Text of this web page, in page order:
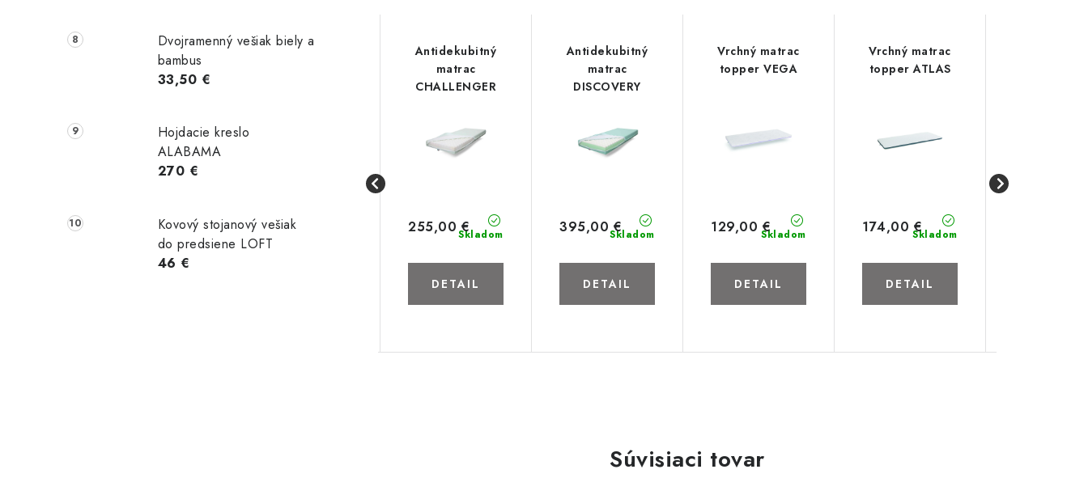
Dvojramenný vešiak biely a
bambus
33,50 €
Hojdacie kreslo
ALABAMA
270 €
Kovový stojanový vešiak
do predsiene LOFT
46 €
Obojstranný
matrac VENUS
Skladom
399,00 €
Obojstranný
609,00 €
Antidekubitný
matrac
CHALLENGER
Skladom
255,00 €
DETAIL
Antidekubitný
matrac
DISCOVERY
Skladom
395,00 €
DETAIL
Vrchný matrac
topper VEGA
Skladom
129,00 €
DETAIL
Vrchný matrac
topper ATLAS
Skladom
174,00 €
DETAIL
Súvisiaci tovar